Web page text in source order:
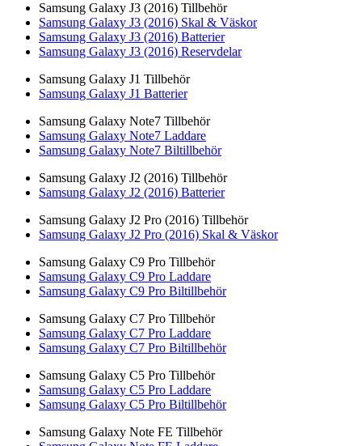
Samsung Galaxy J3 (2016) Tillbehör
Samsung Galaxy J3 (2016) Skal & Väskor
Samsung Galaxy J3 (2016) Batterier
Samsung Galaxy J3 (2016) Reservdelar
Samsung Galaxy J1 Tillbehör
Samsung Galaxy J1 Batterier
Samsung Galaxy Note7 Tillbehör
Samsung Galaxy Note7 Laddare
Samsung Galaxy Note7 Biltillbehör
Samsung Galaxy J2 (2016) Tillbehör
Samsung Galaxy J2 (2016) Batterier
Samsung Galaxy J2 Pro (2016) Tillbehör
Samsung Galaxy J2 Pro (2016) Skal & Väskor
Samsung Galaxy C9 Pro Tillbehör
Samsung Galaxy C9 Pro Laddare
Samsung Galaxy C9 Pro Biltillbehör
Samsung Galaxy C7 Pro Tillbehör
Samsung Galaxy C7 Pro Laddare
Samsung Galaxy C7 Pro Biltillbehör
Samsung Galaxy C5 Pro Tillbehör
Samsung Galaxy C5 Pro Laddare
Samsung Galaxy C5 Pro Biltillbehör
Samsung Galaxy Note FE Tillbehör